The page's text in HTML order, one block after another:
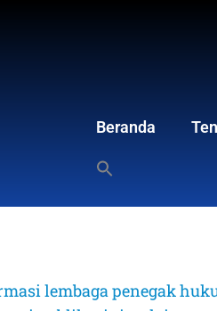
Beranda
lembaga penegak